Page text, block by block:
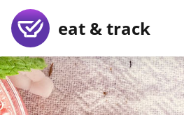
eat & track